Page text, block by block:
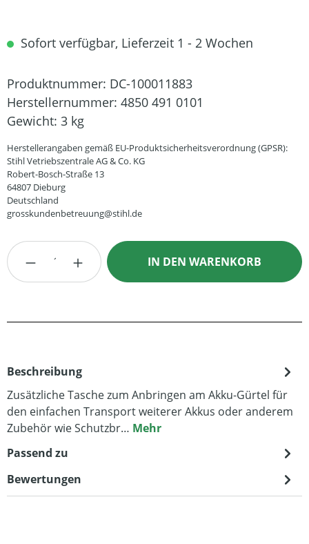
Sofort verfügbar, Lieferzeit 1 - 2 Wochen
Produktnummer: DC-100011883
Herstellernummer: 4850 491 0101
Gewicht: 3 kg
Herstellerangaben gemäß EU-Produktsicherheitsverordnung (GPSR):
Stihl Vetriebszentrale AG & Co. KG
Robert-Bosch-Straße 13
64807 Dieburg
Deutschland
grosskundenbetreuung@stihl.de
Produkt Anzahl: Gib den gewünschten
IN DEN WARENKORB
Beschreibung
Zusätzliche Tasche zum Anbringen am Akku-Gürtel für
den einfachen Transport weiterer Akkus oder anderem
Zubehör wie Schutzbr… Mehr
Passend zu
Bewertungen